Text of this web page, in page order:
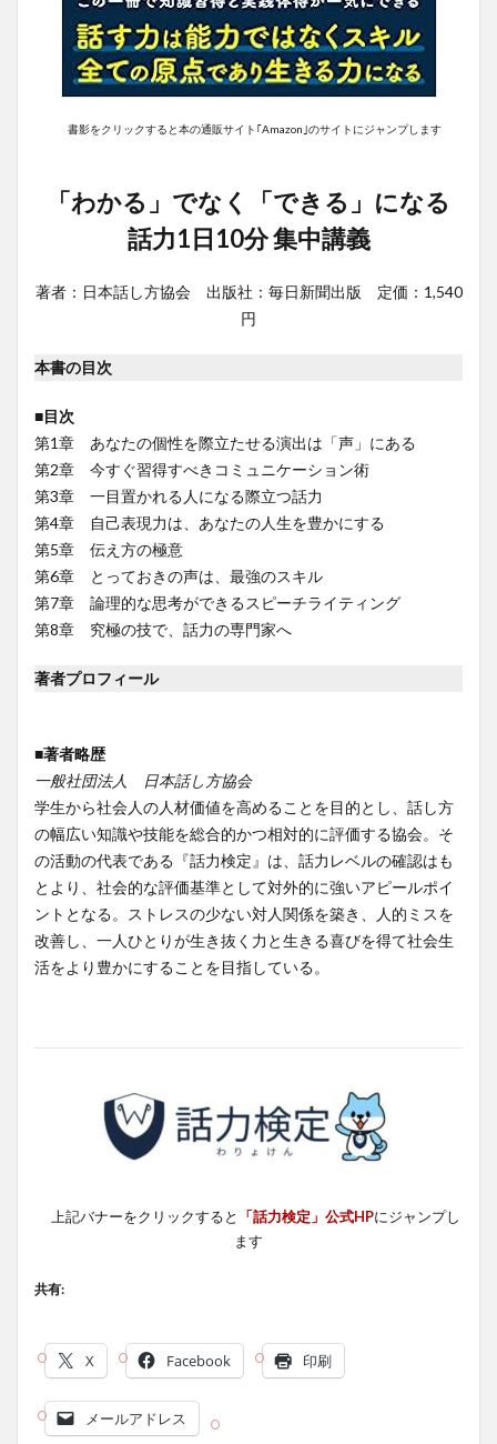
書影をクリックすると本の通販サイト｢Amazon｣のサイトにジャンプします
「わかる」でなく「できる」になる
話力1日10分 集中講義
著者：日本話し方協会 出版社：毎日新聞出版 定価：1,540
円
本書の目次
■目次
第1章 あなたの個性を際立たせる演出は「声」にある
第2章 今すぐ習得すべきコミュニケーション術
第3章 一目置かれる人になる際立つ話力
第4章 自己表現力は、あなたの人生を豊かにする
第5章 伝え方の極意
第6章 とっておきの声は、最強のスキル
第7章 論理的な思考ができるスピーチライティング
第8章 究極の技で、話力の専門家へ
著者プロフィール
■著者略歴
一般社団法人 日本話し方協会
学生から社会人の人材価値を高めることを目的とし、話し方
の幅広い知識や技能を総合的かつ相対的に評価する協会。そ
の活動の代表である『話力検定』は、話力レベルの確認はも
とより、社会的な評価基準として対外的に強いアピールポイ
ントとなる。ストレスの少ない対人関係を築き、人的ミスを
改善し、一人ひとりが生き抜く力と生きる喜びを得て社会生
活をより豊かにすることを目指している。
上記バナーをクリックすると 「話力検定」公式HPにジャンプし
ます
共有:
X Facebook 印刷
メールアドレス